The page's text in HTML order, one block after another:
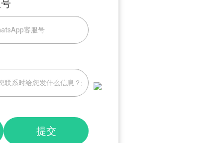
提交